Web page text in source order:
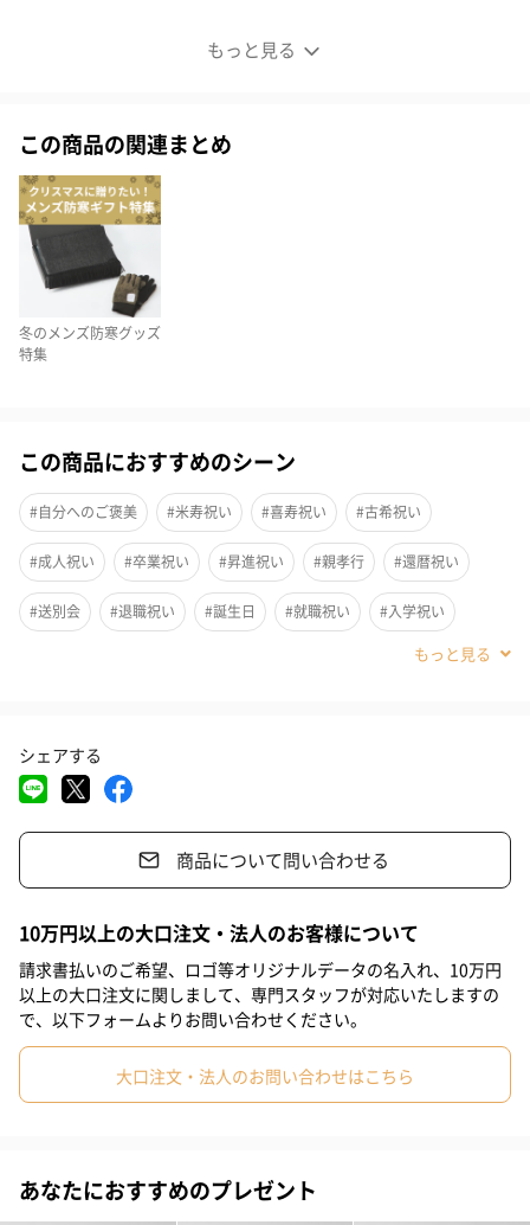
もっと見る
老若男女問わず使えるストール
ガラ紡コットン100％の、チクチクせず静電気の起きないストー
す。保温力はしっかり。秋～冬まで使えるように細幅に、2つ折り
軽量で持ち運びに便利！
約220gと軽量でコンパクトに首元に巻けるサイズは薄くて持ち運
びもしやすいので、お出かけ前に鞄に入れておけば、季節の変わ
まいやすいです。
表情の出る綾織り
生地には表情の出る綾織りを採用。裏表で表情が異なります。平
りとアレンジが楽しめます。
この商品の関連まとめ
冬のメンズ防寒グッズ
特集
この商品におすすめのシーン
#自分へのご褒美 #米寿祝い #喜寿祝い #古希祝い
#成人祝い #卒業祝い #昇進祝い #親孝行 #還暦祝い
#送別会 #退職祝い #誕生日 #就職祝い #入学祝い
#クリスマス
#姉 #息子
#義父 #義母
#母親 #彼氏 #女友達 #男友達
#上司女性 #上司男性 #同僚女性 #同僚男性 #男子大学生
#20代前半 #20代後半 #30代 #40代 #50代 #60代
シェアする
商品について問い合わせる
10万円以上の大口注文・法人のお客様について
請求書払いのご希望、ロゴ等オリジナルデータの名入れ、10万円
以上の大口注文に関しまして、専門スタッフが対応いたしますの
で、以下フォームよりお問い合わせください。
大口注文・法人のお問い合わせはこちら
あなたにおすすめのプレゼント